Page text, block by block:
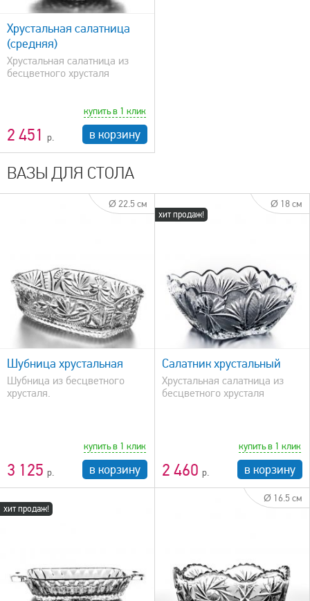
Хрустальная салатница
(средняя)
Хрустальная салатница из
бесцветного хрусталя
2 451
купить в 1 клик
в корзину
ВАЗЫ ДЛЯ СТОЛА
Ø 22.5 см
Шубница хрустальная
Шубница из бесцветного
хрусталя.
3 125
купить в 1 клик
в корзину
хит продаж!
Ø 18 см
быстрый просмотр
Салатник хрустальный
Хрустальная салатница из
бесцветного хрусталя
2 460
купить в 1 клик
в корзину
хит продаж!
Ø 16.5 см